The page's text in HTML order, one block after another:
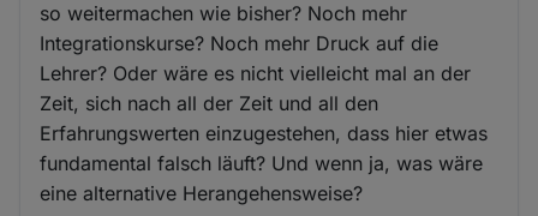
so weitermachen wie bisher? Noch mehr
Integrationskurse? Noch mehr Druck auf die
Lehrer? Oder wäre es nicht vielleicht mal an der
Zeit, sich nach all der Zeit und all den
Erfahrungswerten einzugestehen, dass hier etwas
fundamental falsch läuft? Und wenn ja, was wäre
eine alternative Herangehensweise?